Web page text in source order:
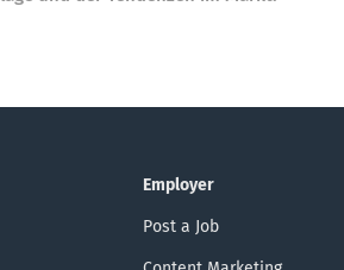
Employer
Post a Job